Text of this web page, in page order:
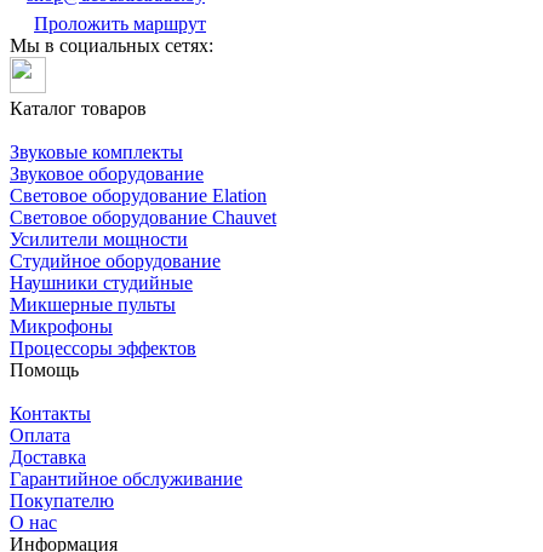
Проложить маршрут
Мы в социальных сетях:
Каталог товаров
Звуковые комплекты
Звуковое оборудование
Световое оборудование Elation
Cветовое оборудование Chauvet
Усилители мощности
Студийное оборудование
Наушники студийные
Микшерные пульты
Микрофоны
Процессоры эффектов
Помощь
Контакты
Оплата
Доставка
Гарантийное обслуживание
Покупателю
О нас
Информация